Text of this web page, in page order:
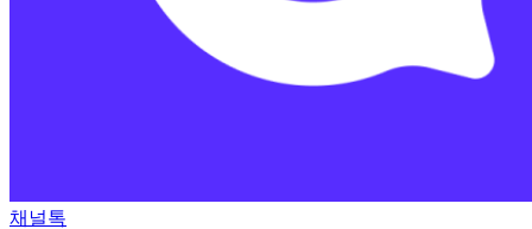
채널톡